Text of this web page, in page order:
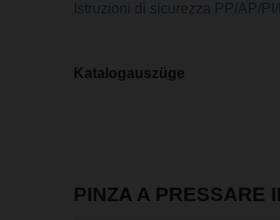
Istruzioni di sicurezza PP/AP/
Katalogauszüge
PINZA A PRESSARE